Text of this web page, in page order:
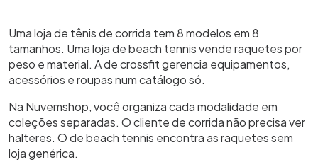
Uma loja de tênis de corrida tem 8 modelos em 8
tamanhos. Uma loja de beach tennis vende raquetes por
peso e material. A de crossfit gerencia equipamentos,
acessórios e roupas num catálogo só.
Na Nuvemshop, você organiza cada modalidade em
coleções separadas. O cliente de corrida não precisa ver
halteres. O de beach tennis encontra as raquetes sem
loja genérica.